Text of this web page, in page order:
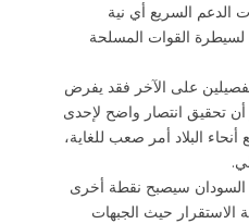
الدعم السريع أي نية
القوات المسلحة
على الآخر فقد يفرض
أن تحقيق انتصار واضح لإحدى
البلاد أمر صعب للغاية،
سيصبح نقطة أخرى
الاستقرار حيث الجبهات